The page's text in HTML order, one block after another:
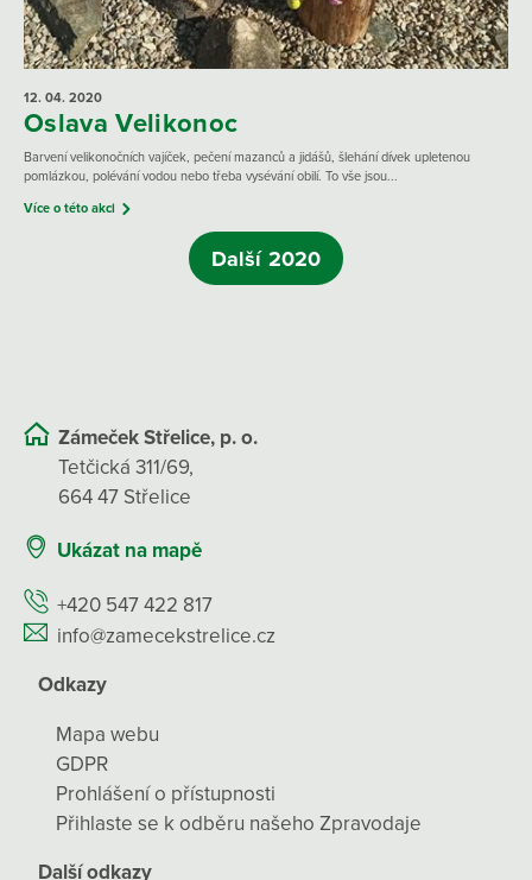
12. 04. 2020
Oslava Velikonoc
Barvení velikonočních vajíček, pečení mazanců a jidášů, šlehání dívek upletenou
pomlázkou, polévání vodou nebo třeba vysévání obilí. To vše jsou...
Více o této akci
Další 2020
Zámeček Střelice, p. o.
Tetčická 311/69,
664 47 Střelice
Ukázat na mapě
+420 547 422 817
info@zamecekstrelice.cz
Odkazy
Mapa webu
GDPR
Prohlášení o přístupnosti
Přihlaste se k odběru našeho Zpravodaje
Další odkazy